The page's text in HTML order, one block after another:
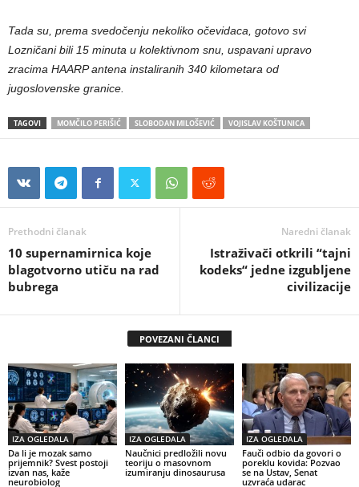
Tada su, prema svedočenju nekoliko očevidaca, gotovo svi
Lozničani bili 15 minuta u kolektivnom snu, uspavani upravo
zracima HAARP antena instaliranih 340 kilometara od
jugoslovenske granice.
TAGOVI MOMČILO PERIŠIĆ SLOBODAN MILOŠEVIĆ VOJISLAV KOŠTUNICA
Prethodni članak
10 supernamirnica koje
blagotvorno utiču na rad
bubrega
Naredni članak
Istraživači otkrili “tajni
kodeks“ jedne izgubljene
civilizacije
POVEZANI ČLANCI
IZA OGLEDALA
Da li je mozak samo
prijemnik? Svest postoji
izvan nas, kaže
neurobiolog
IZA OGLEDALA
Naučnici predložili novu
teoriju o masovnom
izumiranju dinosaurusa
IZA OGLEDALA
Fauči odbio da govori o
poreklu kovida: Pozvao
se na Ustav, Senat
uzvraća udarac